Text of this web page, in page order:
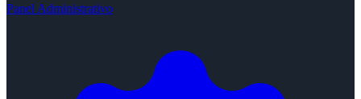
Panel Administrativo